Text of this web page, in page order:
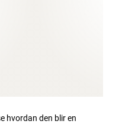
hvordan den blir en